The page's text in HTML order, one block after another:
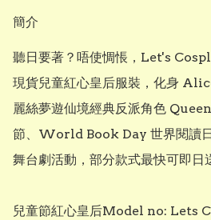
簡介
聽日要著？唔使惆悵，Let's
現貨兒童紅心皇后服裝，化身
麗絲夢遊仙境經典反派角色
節、World Book Day 世界閱讀
舞台劇活動，部分款式最快可即日
兒童節紅心皇后Model no: Lets